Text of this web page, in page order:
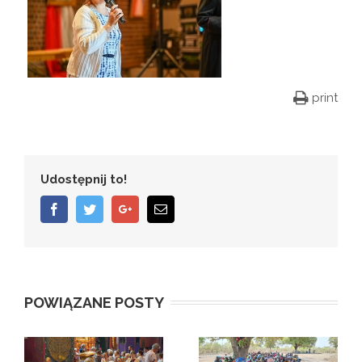
print
Udostępnij to!
FacebookTwitterGoogle+Email
POWIĄZANE POSTY